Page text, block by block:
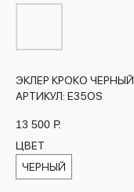
ЭКЛЕР КРОКО ЧЕРНЫЙ
АРТИКУЛ: E35OS
13 500 Р.
ЦВЕТ
ЧЕРНЫЙ